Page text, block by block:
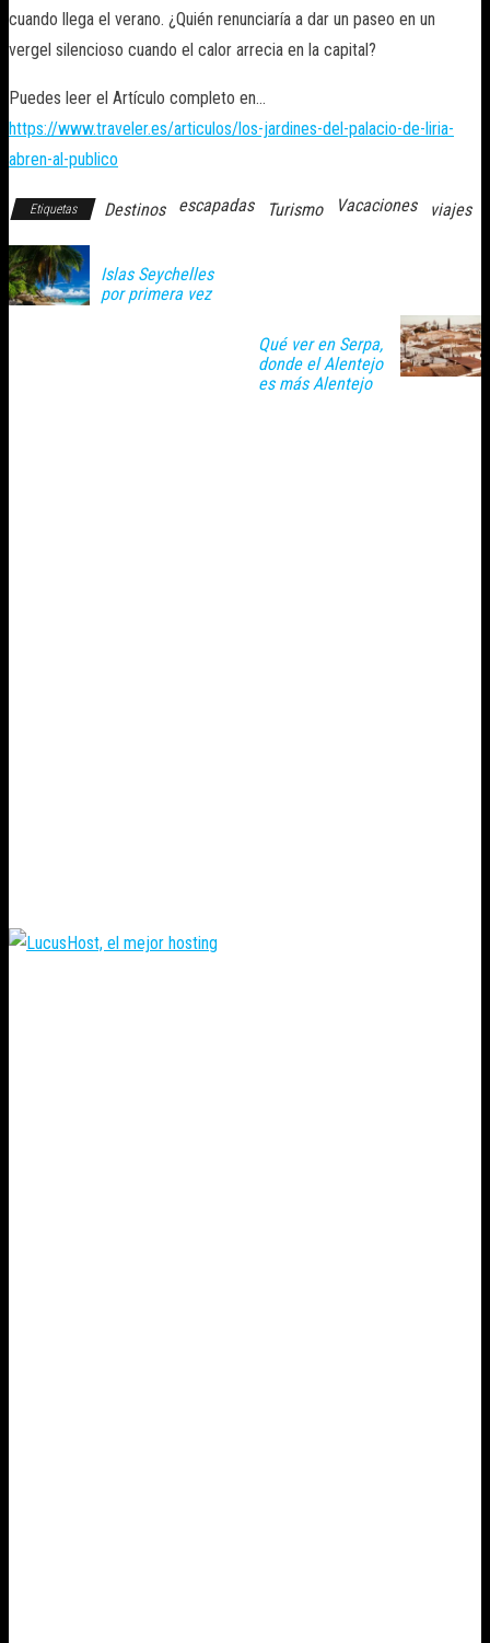
cuando llega el verano. ¿Quién renunciaría a dar un paseo en un
vergel silencioso cuando el calor arrecia en la capital?
Puedes leer el Artículo completo en…
https://www.traveler.es/articulos/los-jardines-del-palacio-de-liria-
abren-al-publico
Etiquetas Destinos escapadas Turismo Vacaciones viajes
Islas Seychelles
por primera vez
Qué ver en Serpa,
donde el Alentejo
es más Alentejo